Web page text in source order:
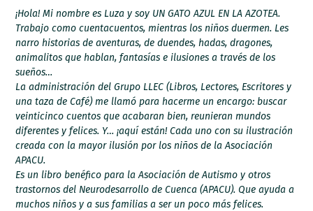
¡Hola! Mi nombre es Luza y soy UN GATO AZUL EN LA AZOTEA.
Trabajo como cuentacuentos, mientras los niños duermen. Les
narro historias de aventuras, de duendes, hadas, dragones,
animalitos que hablan, fantasías e ilusiones a través de los
sueños…
La administración del Grupo LLEC (Libros, Lectores, Escritores y
una taza de Café) me llamó para hacerme un encargo: buscar
veinticinco cuentos que acabaran bien, reunieran mundos
diferentes y felices. Y… ¡aquí están! Cada uno con su ilustración
creada con la mayor ilusión por los niños de la Asociación
APACU.
Es un libro benéfico para la Asociación de Autismo y otros
trastornos del Neurodesarrollo de Cuenca (APACU). Que ayuda a
muchos niños y a sus familias a ser un poco más felices.